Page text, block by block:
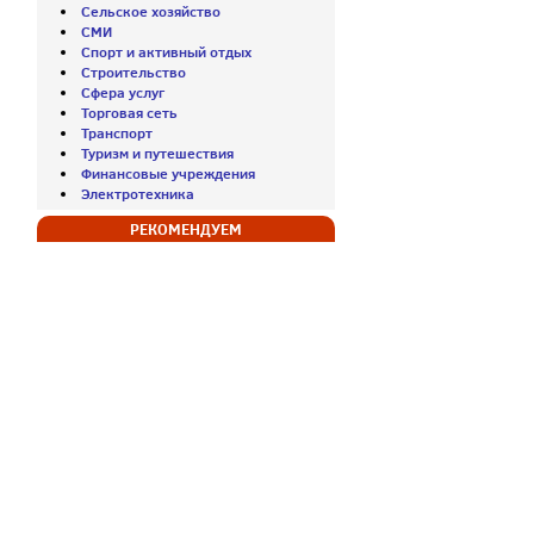
Сельское хозяйство
СМИ
Спорт и активный отдых
Строительство
Сфера услуг
Торговая сеть
Транспорт
Туризм и путешествия
Финансовые учреждения
Электротехника
РЕКОМЕНДУЕМ